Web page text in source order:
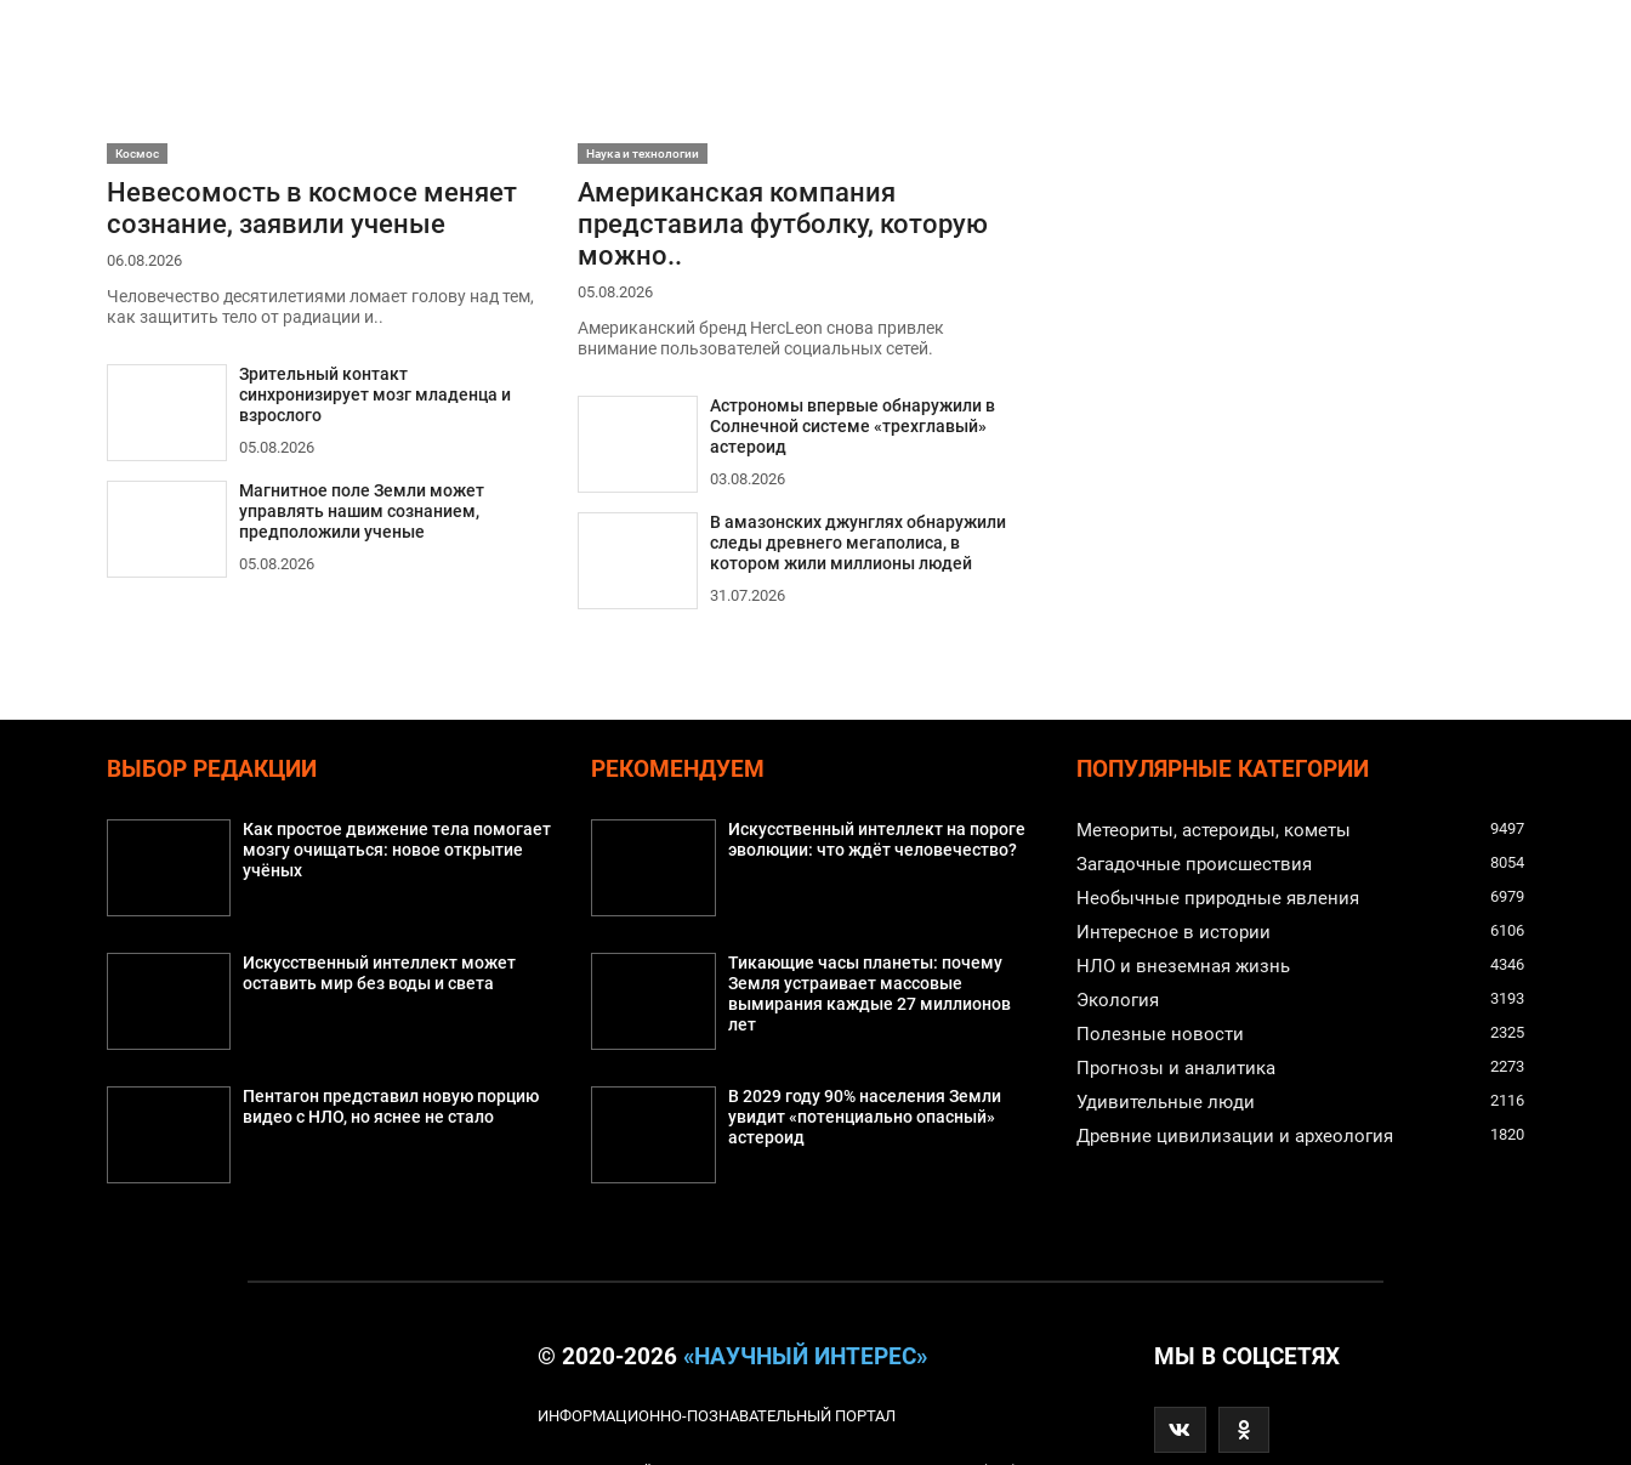
Космос
Невесомость в космосе меняет
сознание, заявили ученые
06.08.2026
Человечество десятилетиями ломает голову над тем,
как защитить тело от радиации и..
Зрительный контакт
синхронизирует мозг младенца и
взрослого
05.08.2026
Магнитное поле Земли может
управлять нашим сознанием,
предположили ученые
05.08.2026
Наука и технологии
Американская компания
представила футболку, которую
можно..
05.08.2026
Американский бренд HercLeon снова привлек
внимание пользователей социальных сетей.
Астрономы впервые обнаружили в
Солнечной системе «трехглавый»
астероид
03.08.2026
В амазонских джунглях обнаружили
следы древнего мегаполиса, в
котором жили миллионы людей
31.07.2026
ВЫБОР РЕДАКЦИИ
Как простое движение тела помогает
мозгу очищаться: новое открытие
учёных
Искусственный интеллект может
оставить мир без воды и света
Пентагон представил новую порцию
видео с НЛО, но яснее не стало
РЕКОМЕНДУЕМ
Искусственный интеллект на пороге
эволюции: что ждёт человечество?
Тикающие часы планеты: почему
Земля устраивает массовые
вымирания каждые 27 миллионов
лет
В 2029 году 90% населения Земли
увидит «потенциально опасный»
астероид
ПОПУЛЯРНЫЕ КАТЕГОРИИ
Метеориты, астероиды, кометы 9497
Загадочные происшествия 8054
Необычные природные явления 6979
Интересное в истории 6106
НЛО и внеземная жизнь 4346
Экология 3193
Полезные новости 2325
Прогнозы и аналитика 2273
Удивительные люди 2116
Древние цивилизации и археология 1820
© 2020-2026 «НАУЧНЫЙ ИНТЕРЕС»
ИНФОРМАЦИОННО-ПОЗНАВАТЕЛЬНЫЙ ПОРТАЛ
МЫ В СОЦСЕТЯХ